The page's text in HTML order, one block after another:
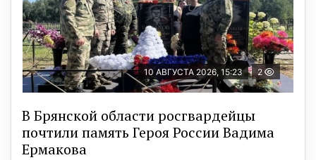
10 АВГУСТА 2026, 15:23 2
В Брянской области росгвардейцы
почтили память Героя России Вадима
Ермакова